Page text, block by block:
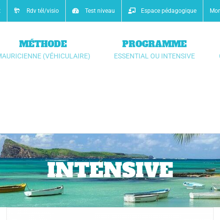
Rdv tél/visio Test niveau Espace pédagogique
MÉTHODE
(VÉHICULAIRE)
PROGRAMME
ESSENTIAL OU INTENSIVE
INTENSIVE